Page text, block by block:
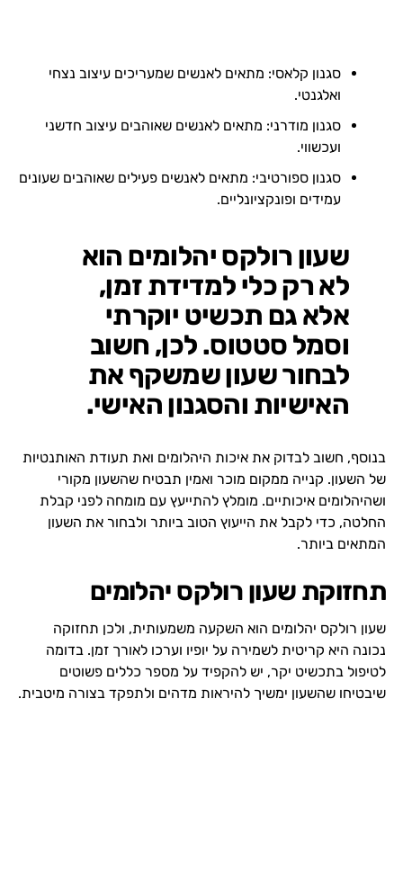
סגנון קלאסי: מתאים לאנשים שמעריכים עיצוב נצחי
ואלגנטי.
סגנון מודרני: מתאים לאנשים שאוהבים עיצוב חדשני
ועכשווי.
סגנון ספורטיבי: מתאים לאנשים פעילים שאוהבים שעונים
עמידים ופונקציונליים.
שעון רולקס יהלומים הוא
לא רק כלי למדידת זמן,
אלא גם תכשיט יוקרתי
וסמל סטטוס. לכן, חשוב
לבחור שעון שמשקף את
האישיות והסגנון האישי.
בנוסף, חשוב לבדוק את איכות היהלומים ואת תעודת האותנטיות
של השעון. קנייה ממקום מוכר ואמין תבטיח שהשעון מקורי
ושהיהלומים איכותיים. מומלץ להתייעץ עם מומחה לפני קבלת
החלטה, כדי לקבל את הייעוץ הטוב ביותר ולבחור את השעון
המתאים ביותר.
תחזוקת שעון רולקס יהלומים
שעון רולקס יהלומים הוא השקעה משמעותית, ולכן תחזוקה
נכונה היא קריטית לשמירה על יופיו וערכו לאורך זמן. בדומה
לטיפול בתכשיט יקר, יש להקפיד על מספר כללים פשוטים
שיבטיחו שהשעון ימשיך להיראות מדהים ולתפקד בצורה מיטבית.